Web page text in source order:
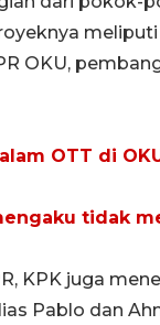
OKU,
OTT di
tidak
KPK juga
Pablo dan